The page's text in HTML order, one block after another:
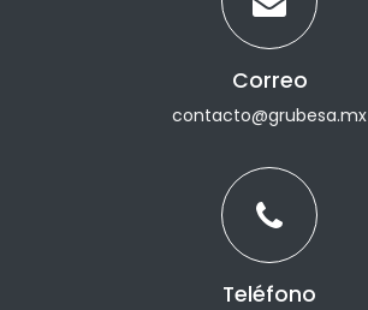
Correo
contacto@grubesa.mx
Teléfono